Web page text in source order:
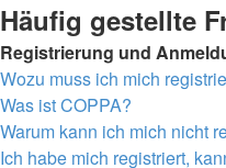
Häufig gestellte
Registrierung und
Wozu muss ich mich
Was ist COPPA?
Warum kann ich mich nicht
Ich habe mich registriert,